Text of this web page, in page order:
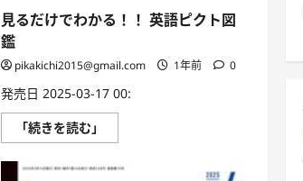
見るだけでわかる！！ 英語ピクト図
鑑
pikakichi2015@gmail.com 1年前 0
発売日 2025-03-17 00:
「続きを読む」
る
け